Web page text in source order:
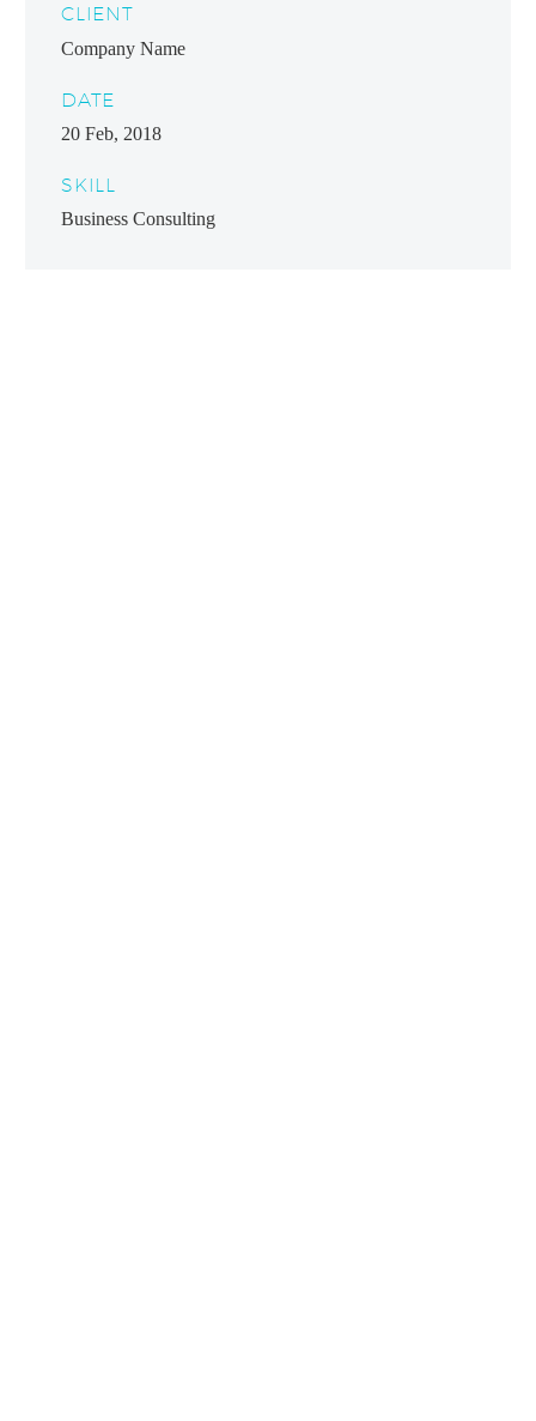
CLIENT
Company Name
DATE
20 Feb, 2018
SKILL
Business Consulting